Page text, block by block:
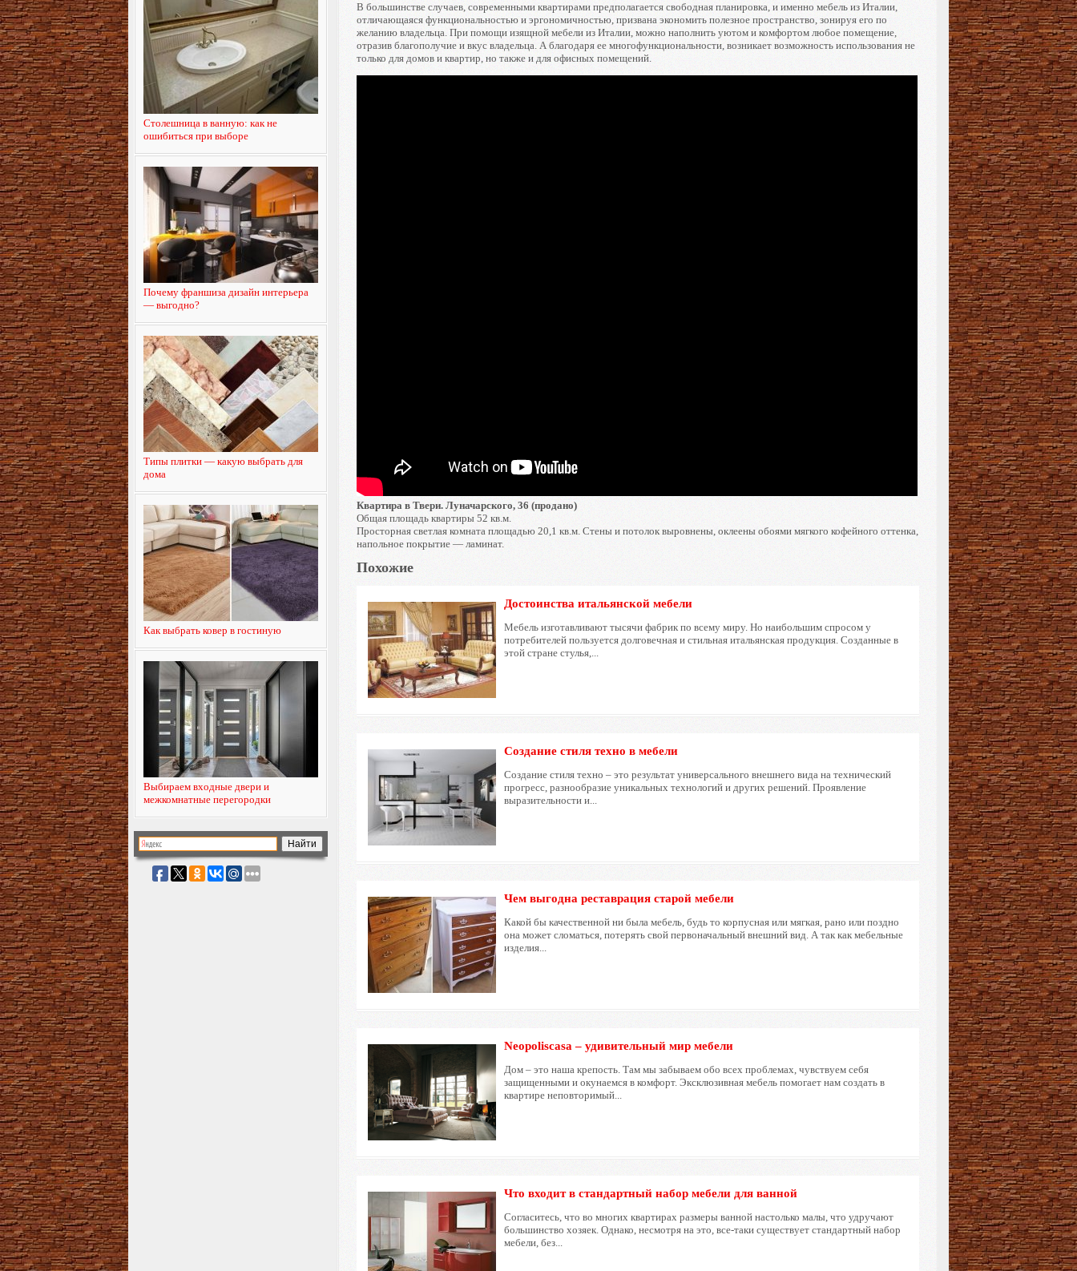
Столешница в ванную: как не
ошибиться при выборе
Почему франшиза дизайн интерьера
— выгодно?
Типы плитки — какую выбрать для
дома
Как выбрать ковер в гостиную
Выбираем входные двери и
межкомнатные перегородки
В большинстве случаев, современными квартирами предполагается свободная планировка, и именно мебель из Италии,
отличающаяся функциональностью и эргономичностью, призвана экономить полезное пространство, зонируя его по
желанию владельца. При помощи изящной мебели из Италии, можно наполнить уютом и комфортом любое помещение,
отразив благополучие и вкус владельца. А благодаря ее многофункциональности, возникает возможность использования не
только для домов и квартир, но также и для офисных помещений.
Квартира в Твери. Луначарского, 36 (продано)
Общая площадь квартиры 52 кв.м.
Просторная светлая комната площадью 20,1 кв.м. Стены и потолок выровнены, оклеены обоями мягкого кофейного оттенка,
напольное покрытие — ламинат.
Похожие
Достоинства итальянской мебели
Мебель изготавливают тысячи фабрик по всему миру. Но наибольшим спросом у
потребителей пользуется долговечная и стильная итальянская продукция. Созданные в
этой стране стулья,...
Создание стиля техно в мебели
Создание стиля техно – это результат универсального внешнего вида на технический
прогресс, разнообразие уникальных технологий и других решений. Проявление
выразительности и...
Чем выгодна реставрация старой мебели
Какой бы качественной ни была мебель, будь то корпусная или мягкая, рано или поздно
она может сломаться, потерять свой первоначальный внешний вид. А так как мебельные
изделия...
Neopoliscasa – удивительный мир мебели
Дом – это наша крепость. Там мы забываем обо всех проблемах, чувствуем себя
защищенными и окунаемся в комфорт. Эксклюзивная мебель помогает нам создать в
квартире неповторимый...
Что входит в стандартный набор мебели для ванной
Согласитесь, что во многих квартирах размеры ванной настолько малы, что удручают
большинство хозяек. Однако, несмотря на это, все-таки существует стандартный набор
мебели, без...